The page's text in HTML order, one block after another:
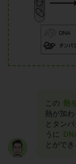
この 熱
熱が加
とタン
うに
とができ